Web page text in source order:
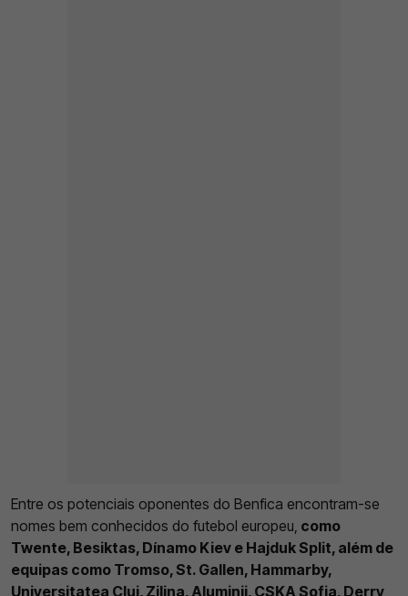
Entre os potenciais oponentes do Benfica encontram-se
nomes bem conhecidos do futebol europeu, como
Twente, Besiktas, Dínamo Kiev e Hajduk Split, além de
equipas como Tromso, St. Gallen, Hammarby,
Universitatea Cluj, Zilina, Aluminij, CSKA Sofia, Derry